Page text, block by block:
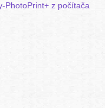
PhotoPrint+z počítača